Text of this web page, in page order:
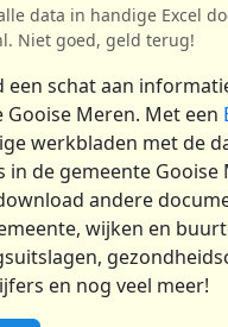
data in handige Excel
Niet goed, geld terug!
een schat aan
Gooise Meren. Met een
werkbladen met de
in de gemeente Gooise
andere
wijken en
en nog veel meer!